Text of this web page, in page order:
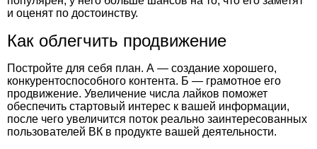
и оценят по достоинству.
Как облегчить продвижение
Постройте для себя план. А — создание хорошего,
конкурентоспособного контента. Б — грамотное его
продвижение. Увеличение числа лайков поможет
обеспечить стартовый интерес к вашей информации,
после чего увеличится поток реально заинтересованных
пользователей ВК в продукте вашей деятельности.